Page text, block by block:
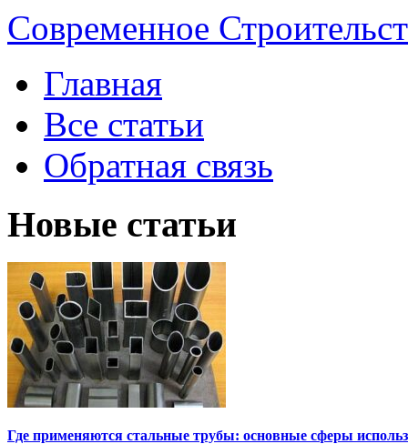
Современное
Главная
Все статьи
Обратная связь
Новые статьи
Где применяются стальные трубы: основные сферы